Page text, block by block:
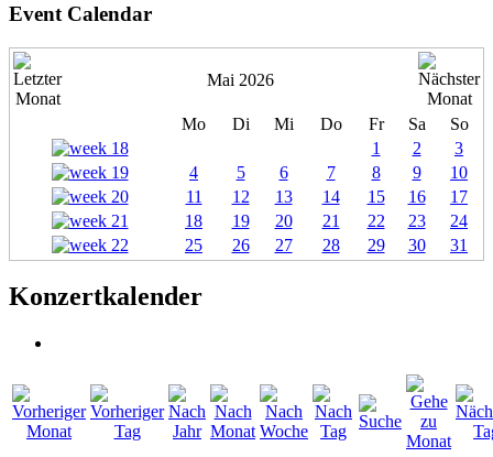
Event Calendar
Mai 2026
Mo Di Mi Do Fr Sa
So
1
2
3
4
5 6 7 8 9
10
11
12 13 14 15 16
17
18
19 20 21 22 23
24
25
26 27 28 29 30 31
Konzertkalender